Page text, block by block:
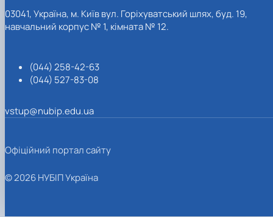
03041, Україна, м. Київ вул. Горіхуватський шлях, буд. 19,
навчальний корпус № 1, кімната № 12.
(044) 258-42-63
(044) 527-83-08
vstup@nubip.edu.ua
Офіційний портал сайту
© 2026 НУБІП Україна